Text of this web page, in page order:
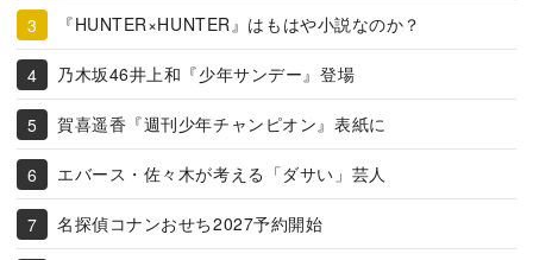
『HUNTER×HUNTER』はもはや小説なのか？
乃木坂46井上和『少年サンデー』登場
賀喜遥香『週刊少年チャンピオン』表紙に
エバース・佐々木が考える「ダサい」芸人
名探偵コナンおせち2027予約開始